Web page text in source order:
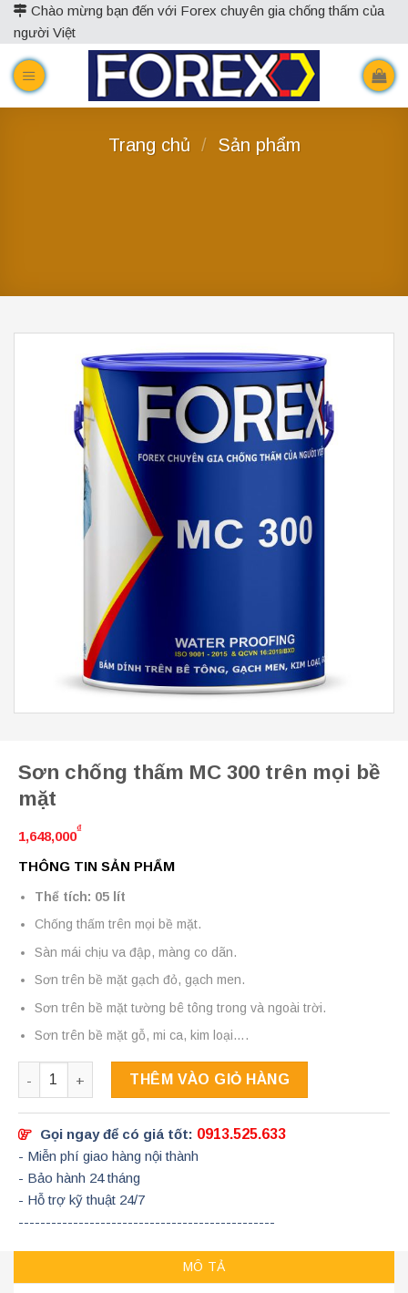
Skip
content
Chào mừng bạn đến với Forex chuyên gia chống thấm của
người Việt
Trang chủ / Sản phẩm
Sơn chống thấm MC 300 trên mọi bề
mặt
1,648,000
₫
THÔNG TIN SẢN PHẨM
Thể tích: 05 lít
Chống thấm trên mọi bề mặt.
Sàn mái chịu va đập, màng co dãn.
Sơn trên bề mặt gạch đỏ, gạch men.
Sơn trên bề mặt tường bê tông trong và ngoài trời.
Sơn trên bề mặt gỗ, mi ca, kim loại….
Số lượng
THÊM VÀO GIỎ HÀNG
Gọi ngay để có giá tốt: 0913.525.633
- Miễn phí giao hàng nội thành
- Bảo hành 24 tháng
- Hỗ trợ kỹ thuật 24/7
-----------------------------------------------
MÔ TẢ